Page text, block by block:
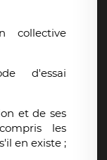
collective
d'essai
et de ses
les
en existe ;